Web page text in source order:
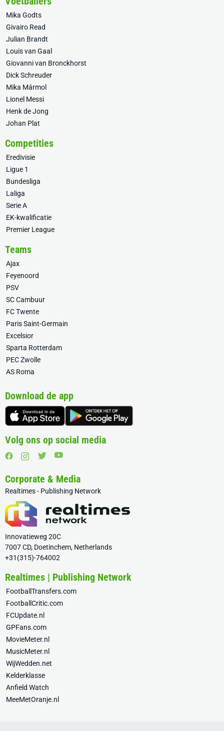
Mika Godts
Givairo Read
Julian Brandt
Louis van Gaal
Giovanni van Bronckhorst
Dick Schreuder
Mika Mármol
Lionel Messi
Henk de Jong
Johan Plat
Competities
Eredivisie
Ligue 1
Bundesliga
Laliga
Serie A
EK-kwalificatie
Premier League
Teams
Ajax
Feyenoord
PSV
SC Cambuur
FC Twente
Paris Saint-Germain
Excelsior
Sparta Rotterdam
PEC Zwolle
AS Roma
Download de app
Volg ons op social media
Corporate & Media
Realtimes - Publishing Network
Innovatieweg 20C
7007 CD, Doetinchem, Netherlands
+31(315)-764002
Realtimes | Publishing Network
FootballTransfers.com
FootballCritic.com
FCUpdate.nl
GPFans.com
MovieMeter.nl
MusicMeter.nl
WijWedden.net
Kelderklasse
Anfield Watch
MeeMetOranje.nl